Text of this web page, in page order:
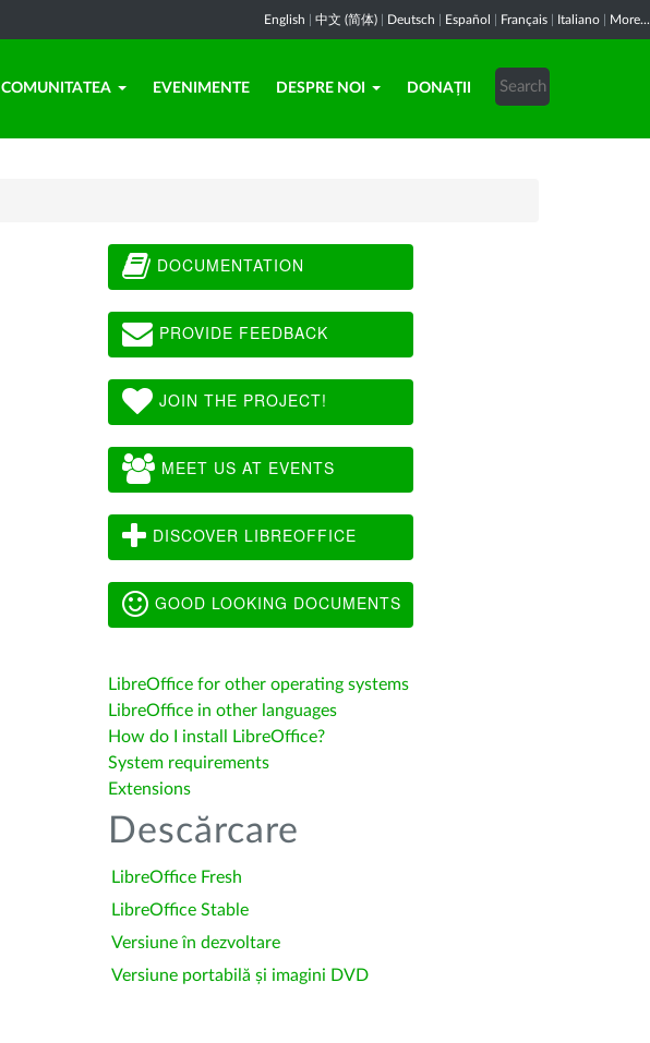
English 中文 (简体) Deutsch Español Français Italiano More...
COMUNITATEA EVENIMENTE DESPRE NOI DONAȚII
DOCUMENTATION
PROVIDE FEEDBACK
JOIN THE PROJECT!
MEET US AT EVENTS
DISCOVER LIBREOFFICE
GOOD LOOKING DOCUMENTS
LibreOffice for other operating systems
LibreOffice in other languages
How do I install LibreOffice?
System requirements
Extensions
Descărcare
LibreOffice Fresh
LibreOffice Stable
Versiune în dezvoltare
Versiune portabilă și imagini DVD